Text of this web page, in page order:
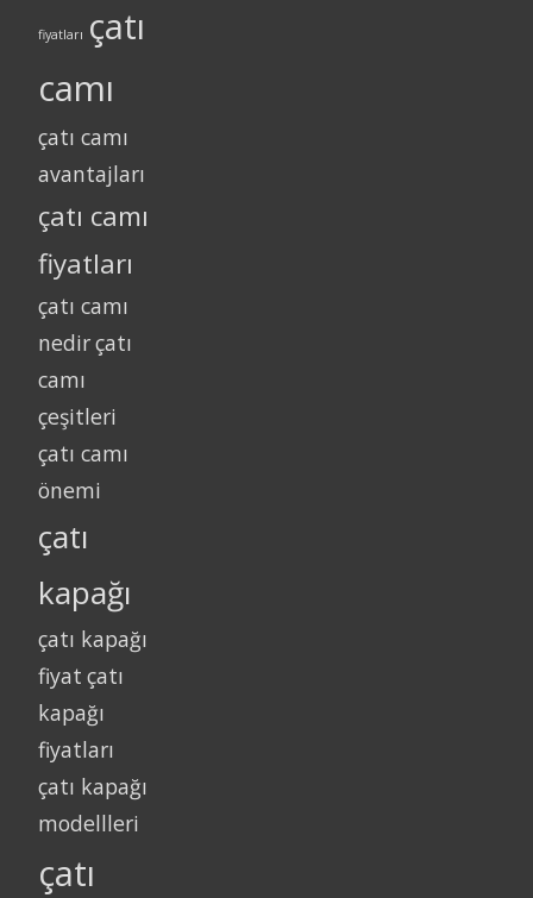
fiyatları çatı
camı
çatı camı
avantajları
çatı camı
fiyatları
çatı camı
nedirçatı
camı
çeşitleri
çatı camı
önemi
çatı
kapağı
çatı kapağı
fiyat çatı
kapağı
fiyatları
çatı kapağı
modellleri
çatı